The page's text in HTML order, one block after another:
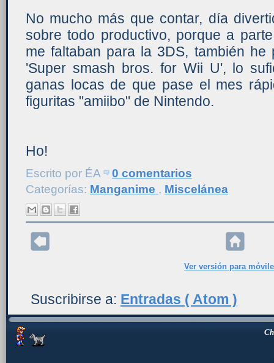
No mucho más que contar, día
sobre todo productivo, porque a
me faltaban para la 3DS, también he
'Super smash bros. for Wii U', lo
ganas locas de que pase el mes
figuritas "amiibo" de Nintendo.
Ho!
Escrito por ÉA
0 comentarios
Categorías: Manganime , Miscelánea
Ver versión para
Suscribirse a: Entradas ( Atom )